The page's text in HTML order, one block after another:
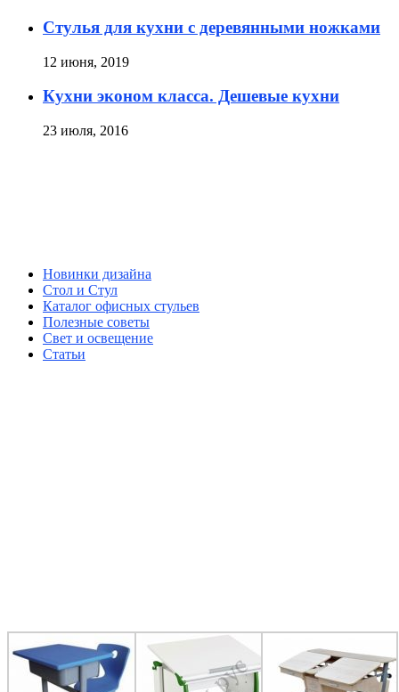
Стулья для кухни с деревянными ножками
12 июня, 2019
Кухни эконом класса. Дешевые кухни
23 июля, 2016
Новинки дизайна
Стол и Стул
Каталог офисных стульев
Полезные советы
Свет и освещение
Статьи